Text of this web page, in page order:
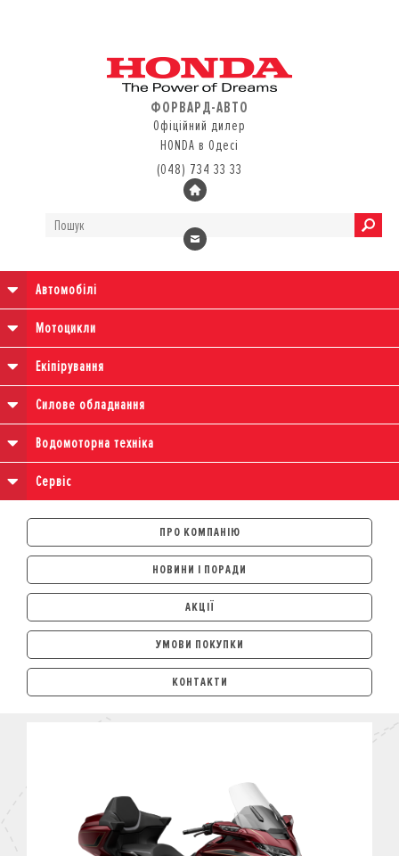
ФОРВАРД-АВТО
Офіційний дилер
HONDA в Одесі
(048) 734 33 33
Автомобілі
Мотоцикли
Екіпірування
Силове обладнання
Водомоторна техніка
Сервіс
ПРО КОМПАНІЮ
НОВИНИ І ПОРАДИ
АКЦІЇ
УМОВИ ПОКУПКИ
АВТОМОБІЛІ
ЛІЗИНГ
КРЕДИТ
МОТОЦИКЛИ
КРЕДИТ
СТРАХУВАННЯ
КОНТАКТИ